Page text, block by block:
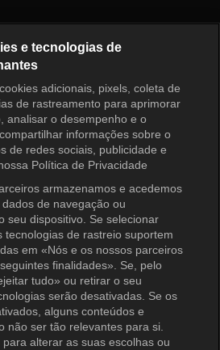
Entrar
e tecnologias de
adicionais, pixels, coleta de
de rastreamento para aprimorar
analisar o desempenho e o
informações sobre o
de redes sociais, publicidade e
Política de Privacidade
armazenamos e acedemos
de navegação ou
seu dispositivo. Se selecionar
tecnologias de rastreio suportem
em «Nós e os nossos parceiros
finalidades». Se, pelo
tudo» ou retirar o seu
serão desativadas. Se os
alguns conteúdos e
não ser tão relevantes para si.
alterar as suas escolhas ou